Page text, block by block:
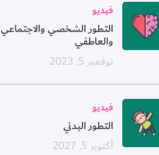
فيديو
التطور الشخصي والاجتماعي
والعاطفي
نوفمبر 5, 2023
فيديو
التطور البدني
أكتوبر 5, 2027